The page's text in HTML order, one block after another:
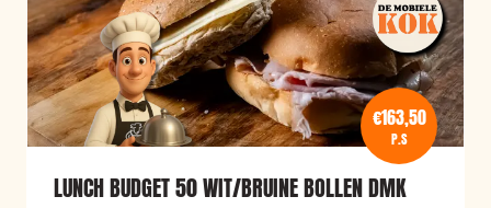
€163,50
P.S
LUNCH BUDGET 50 WIT/BRUINE BOLLEN DMK